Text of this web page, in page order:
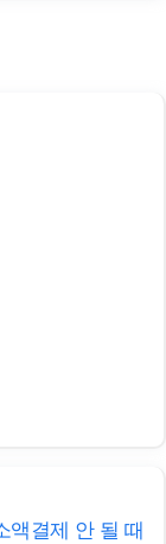
액결제 안 될 때